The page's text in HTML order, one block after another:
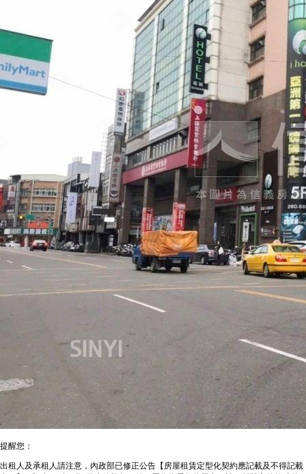
提醒您：
出租人及承租人請注意，內政部已修正公告【房屋租賃定型化契約應記載及不得記載